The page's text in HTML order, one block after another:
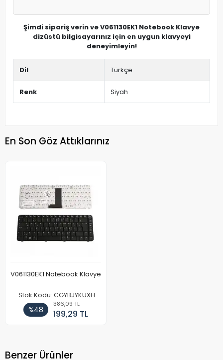
Şimdi sipariş verin ve V061130EK1 Notebook Klavye
dizüstü bilgisayarınız için en uygun klavyeyi
deneyimleyin!
Dil Türkçe
Renk Siyah
En Son Göz Attıklarınız
V061130EK1 Notebook Klavye
Stok Kodu: CGYBJYKUXH
%48
386,09 TL
199,29 TL
Benzer Ürünler